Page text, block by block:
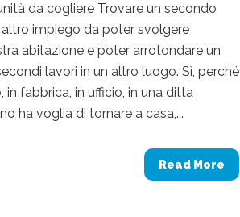
da cogliere Trovare un secondo
impiego da poter svolgere
abitazione e poter arrotondare un
lavori in un altro luogo. Sì, perché
fabbrica, in ufficio, in una ditta
ha voglia di tornare a casa,...
Read More